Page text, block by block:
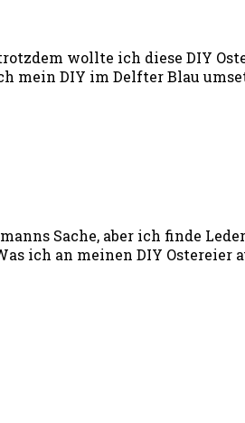
wollte ich diese DIY
mein DIY im Delfter Blau
Sache, aber ich finde
ich an meinen DIY